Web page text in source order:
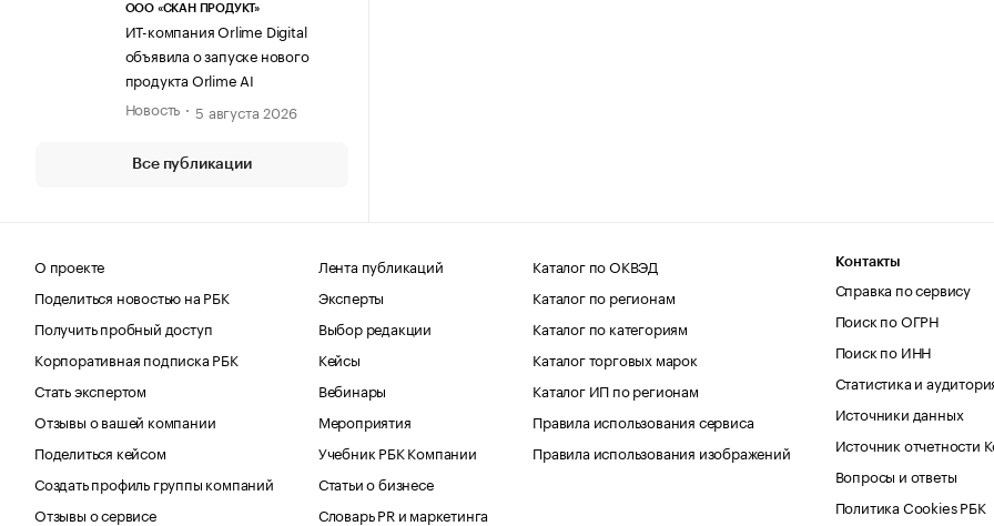
ООО «СКАН ПРОДУКТ»
ИТ-компания Orlime Digital
объявила о запуске нового
продукта Orlime AI
Новость
5 августа 2026
Все публикации
О проекте
Поделиться новостью на РБК
Получить пробный доступ
Корпоративная подписка РБК
Стать экспертом
Отзывы о вашей компании
Поделиться кейсом
Создать профиль группы компаний
Отзывы о сервисе
Лента публикаций
Эксперты
Выбор редакции
Кейсы
Вебинары
Мероприятия
Учебник РБК Компании
Статьи о бизнесе
Словарь PR и маркетинга
Каталог по ОКВЭД
Каталог по регионам
Каталог по категориям
Каталог торговых марок
Каталог ИП по регионам
Правила использования сервиса
Правила использования изображений
Контакты
Справка по сервису
Поиск по ОГРН
Поиск по ИНН
Статистика и
Источники данных
Источник отчетности
Вопросы и ответы
Политика Cookies РБК